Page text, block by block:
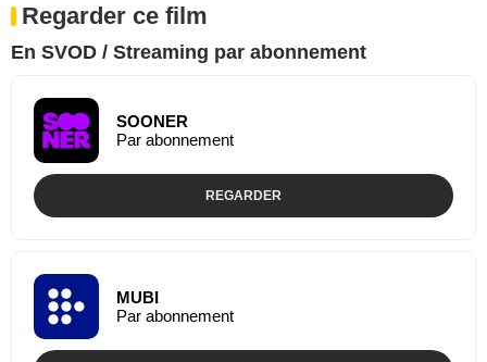
Regarder ce film
En SVOD / Streaming par abonnement
SOONER
Par abonnement
REGARDER
MUBI
Par abonnement